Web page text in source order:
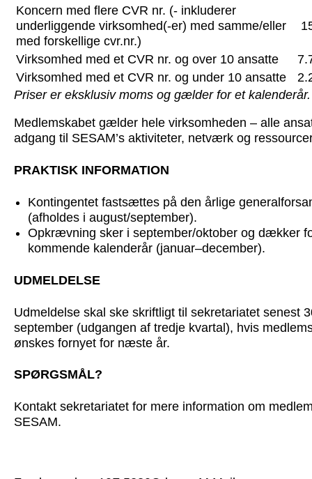
Koncern med flere CVR nr. (- inkluderer
underliggende virksomhed(-er) med samme/eller
med forskellige cvr.nr.)
Virksomhed med et CVR nr. og over 10 ansatte
Virksomhed med et CVR nr. og under 10 ansatte
Priser er eksklusiv moms og gælder for et kalenderår.
Medlemskabet gælder hele virksomheden – alle
adgang til SESAM’s aktiviteter, netværk og
PRAKTISK INFORMATION
Kontingentet fastsættes på den årlige
(afholdes i august/september).
Opkrævning sker i september/oktober og dækker
kommende kalenderår (januar–december).
UDMELDELSE
Udmeldelse skal ske skriftligt til sekretariatet senest
september (udgangen af tredje kvartal), hvis
ønskes fornyet for næste år.
SPØRGSMÅL?
Kontakt sekretariatet for mere information om
SESAM.